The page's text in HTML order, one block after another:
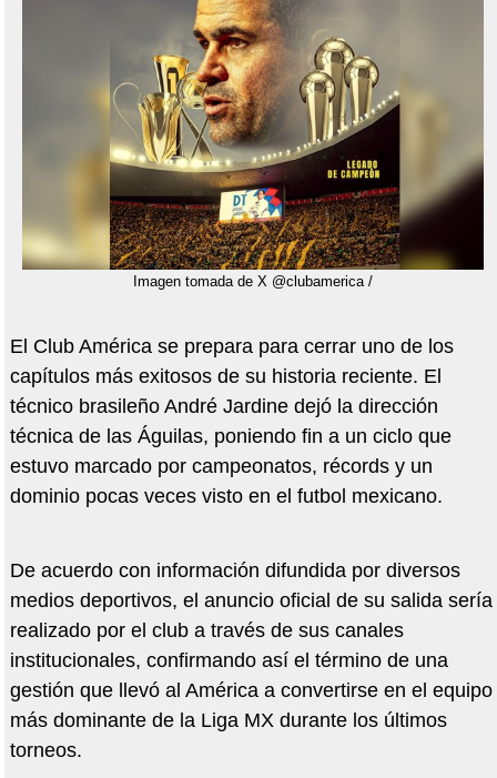
Imagen tomada de X @clubamerica /
El Club América se prepara para cerrar uno de los
capítulos más exitosos de su historia reciente. El
técnico brasileño André Jardine dejó la dirección
técnica de las Águilas, poniendo fin a un ciclo que
estuvo marcado por campeonatos, récords y un
dominio pocas veces visto en el futbol mexicano.
De acuerdo con información difundida por diversos
medios deportivos, el anuncio oficial de su salida sería
realizado por el club a través de sus canales
institucionales, confirmando así el término de una
gestión que llevó al América a convertirse en el equipo
más dominante de la Liga MX durante los últimos
torneos.